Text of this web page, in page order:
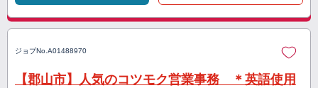
ジョブNo. A01488970
【郡山市】人気のコツモク営業事務 ＊英語使用